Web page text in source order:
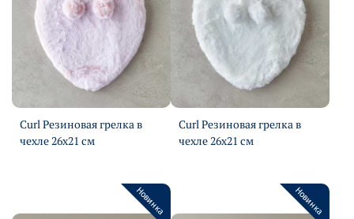
Curl Резиновая грелка в
чехле 26х21 см
Curl Резиновая грелка в
чехле 26х21 см
Новинка Новинка